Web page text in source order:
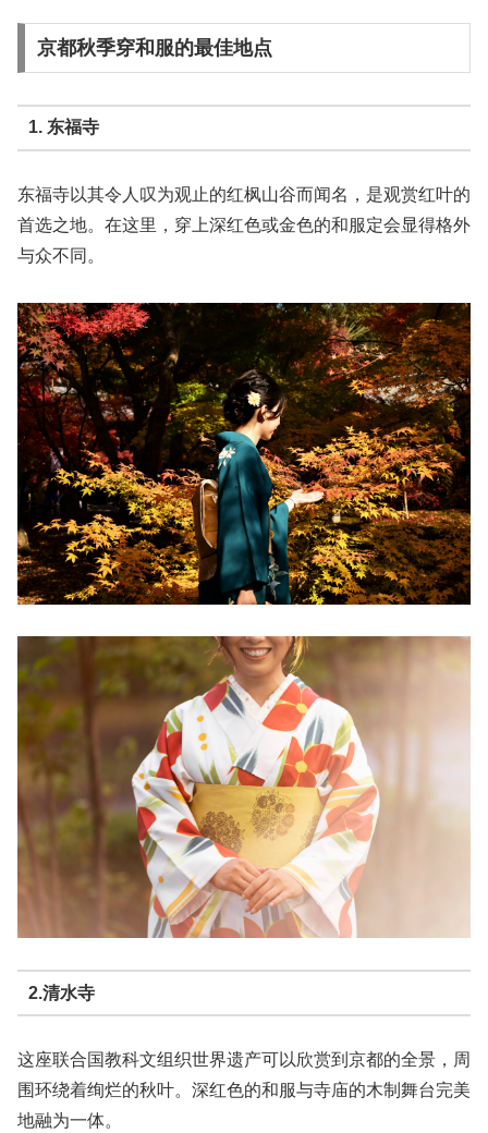
京都秋季穿和服的最佳地点
1. 东福寺
东福寺以其令人叹为观止的红枫山谷而闻名，是观赏红叶的
首选之地。在这里，穿上深红色或金色的和服定会显得格外
与众不同。
2.清水寺
这座联合国教科文组织世界遗产可以欣赏到京都的全景，周
围环绕着绚烂的秋叶。深红色的和服与寺庙的木制舞台完美
地融为一体。